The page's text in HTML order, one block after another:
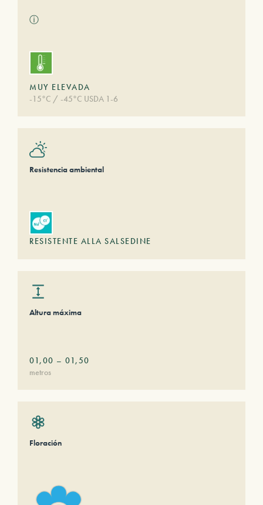
ⓘ
MUY ELEVADA
-15°C / -45°C USDA 1-6
Resistencia ambiental
RESISTENTE ALLA SALSEDINE
Altura máxima
01,00 – 01,50
metros
Floración